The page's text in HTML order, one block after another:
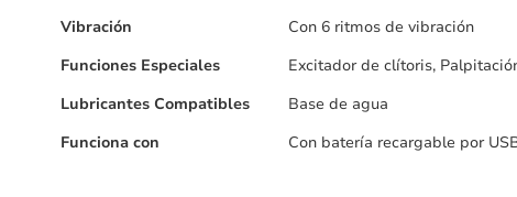
Vibración
Con 6 ritmos de vibración
Funciones Especiales
Excitador de clítoris,
Lubricantes Compatibles
Base de agua
Funciona con
Con batería recargable por